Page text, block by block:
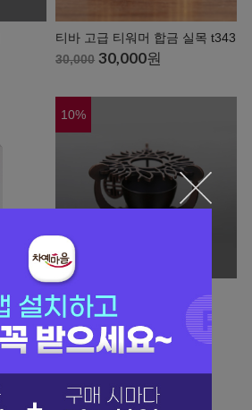
티바 고급 티워머 합금 실목 t343
30,000 30,000원
10%
가시나무 무쇠 티워머 소
110,000 99,000
10%